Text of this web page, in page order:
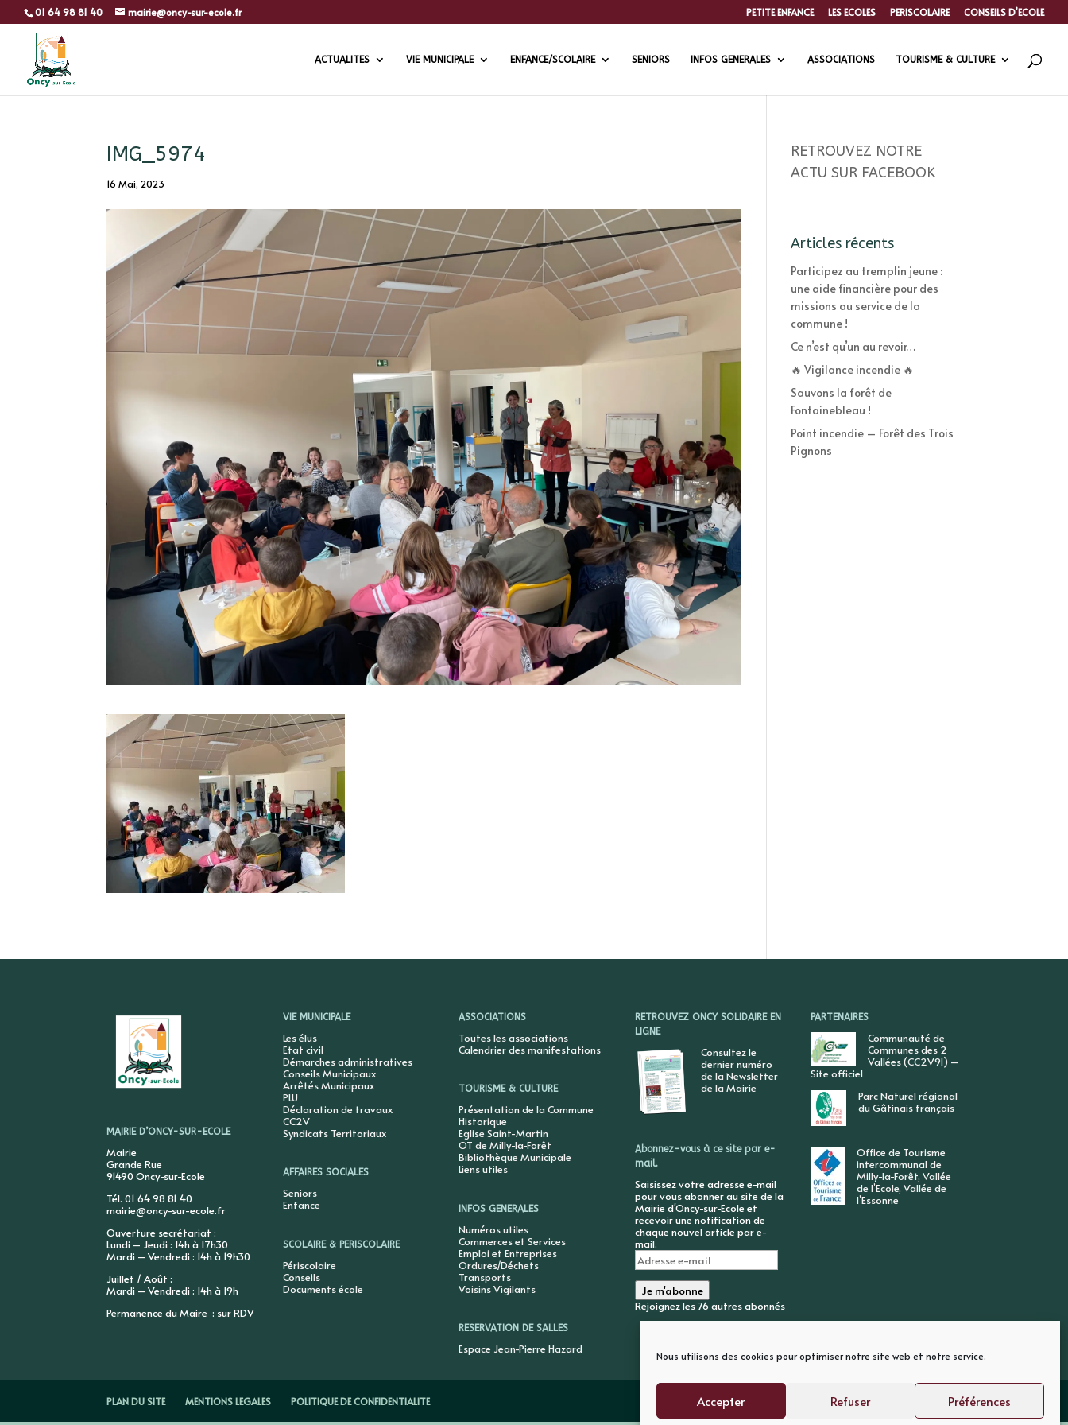
Nous utilisons des cookies pour optimiser notre site web et notre service.
Accepter Refuser Préférences
01 64 98 81 40 mairie@oncy-sur-ecole.fr PETITE ENFANCE LES ECOLES PERISCOLAIRE CONSEILS D’ECOLE
ACTUALITES VIE MUNICIPALE ENFANCE/SCOLAIRE SENIORS INFOS GENERALES ASSOCIATIONS TOURISME & CULTURE
IMG_5974
16 Mai, 2023
RETROUVEZ NOTRE
ACTU SUR FACEBOOK
Articles récents
Participez au tremplin jeune :
une aide financière pour des
missions au service de la
commune !
Ce n’est qu’un au revoir…
🔥 Vigilance incendie 🔥
Sauvons la forêt de
Fontainebleau !
Point incendie – Forêt des Trois
Pignons
MAIRIE D’ONCY-SUR-ECOLE
Mairie
Grande Rue
91490 Oncy-sur-Ecole
Tél. 01 64 98 81 40
mairie@oncy-sur-ecole.fr
Ouverture secrétariat :
Lundi – Jeudi : 14h à 17h30
Mardi – Vendredi : 14h à 19h30
Juillet / Août :
Mardi – Vendredi : 14h à 19h
Permanence du Maire : sur RDV
VIE MUNICIPALE
Les élus
Etat civil
Démarches administratives
Conseils Municipaux
Arrêtés Municipaux
PLU
Déclaration de travaux
CC2V
Syndicats Territoriaux
AFFAIRES SOCIALES
Seniors
Enfance
SCOLAIRE & PERISCOLAIRE
Périscolaire
Conseils
Documents école
ASSOCIATIONS
Toutes les associations
Calendrier des manifestations
TOURISME & CULTURE
Présentation de la Commune
Historique
Eglise Saint-Martin
OT de Milly-la-Forêt
Bibliothèque Municipale
Liens utiles
INFOS GENERALES
Numéros utiles
Commerces et Services
Emploi et Entreprises
Ordures/Déchets
Transports
Voisins Vigilants
RESERVATION DE SALLES
Espace Jean-Pierre Hazard
RETROUVEZ ONCY SOLIDAIRE EN
LIGNE
Consultez le
dernier numéro
de la Newsletter
de la Mairie
Abonnez-vous à ce site par e-
mail.
Saisissez votre adresse e-mail
pour vous abonner au site de la
Mairie d'Oncy-sur-Ecole et
recevoir une notification de
chaque nouvel article par e-
mail.
Adresse
e-
mail
Je m'abonne
Rejoignez les 76 autres abonnés
PARTENAIRES
Communauté de
Communes des 2
Vallées (CC2V91) –
Site officiel
Parc Naturel régional
du Gâtinais français
Office de Tourisme
intercommunal de
Milly-la-Forêt, Vallée
de l’Ecole, Vallée de
l’Essonne
PLAN DU SITE MENTIONS LEGALES POLITIQUE DE CONFIDENTIALITE